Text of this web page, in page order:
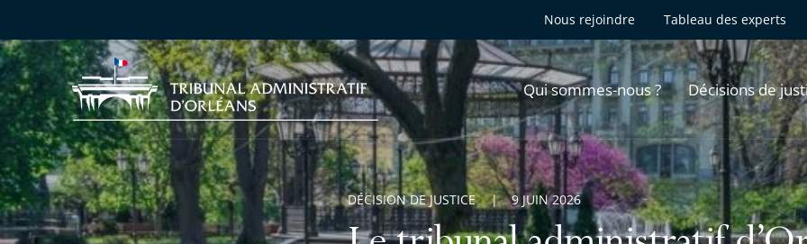
Nous rejoindre Tableau des experts
Qui sommes-nous ? Décisions de
DÉCISION DE JUSTICE 9 JUIN 2026